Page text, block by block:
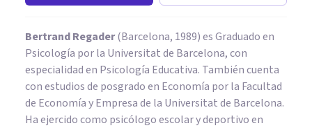
Bertrand Regader(Barcelona, 1989) es Graduado en
Psicología por la Universitat de Barcelona, con
especialidad en Psicología Educativa. También cuenta
con estudios de posgrado en Economía por la Facultad
de Economía y Empresa de la Universitat de Barcelona.
Ha ejercido como psicólogo escolar y deportivo en